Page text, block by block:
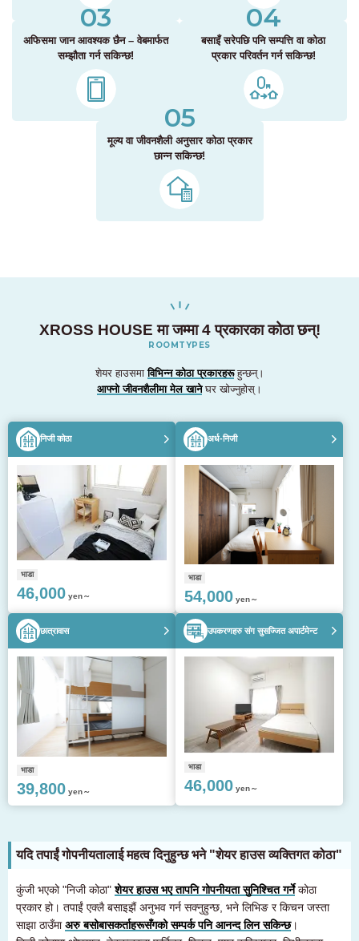
03
अफिसमा जान आवश्यक छैन – वेबमार्फत
सम्झौता गर्न सकिन्छ!
04
बसाइँ सरेपछि पनि सम्पत्ति वा कोठा
प्रकार परिवर्तन गर्न सकिन्छ!
05
मूल्य वा जीवनशैली अनुसार कोठा प्रकार
छान्न सकिन्छ!
XROSS HOUSE मा जम्मा 4 प्रकारका कोठा छन्!
ROOMTYPES
शेयर हाउसमाविभिन्न कोठा प्रकारहरूहुन्छन्।
आफ्नो जीवनशैलीमा मेल खानेघर खोज्नुहोस्।
निजी कोठा
भाडा
46,000 yen～
अर्ध-निजी
भाडा
54,000 yen～
छात्रावास
भाडा
39,800 yen～
उपकरणहरु संग सुसज्जित अपार्टमेन्ट
भाडा
46,000 yen～
यदि तपाईं गोपनीयतालाई महत्व दिनुहुन्छ भने "शेयर हाउस व्यक्तिगत कोठा"
कुंजी भएको "निजी कोठा"शेयर हाउस भए तापनि गोपनीयता सुनिश्चित गर्नेकोठा
प्रकार हो। तपाईं एक्लै बसाइझैं अनुभव गर्न सक्नुहुन्छ, भने लिभिङ र किचन जस्ता
साझा ठाउँमाअरु बसोबासकर्ताहरूसँगको सम्पर्क पनि आनन्द लिन सकिन्छ।